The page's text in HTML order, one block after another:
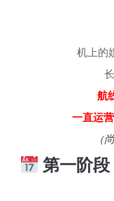
机上的
航
一直运
（
第一阶